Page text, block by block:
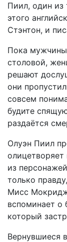
Пиил, один из
этого
Стэнтон, и
Пока мужчины
столовой,
решают
они
совсем
будите
раздаётся
Олуэн Пиил
олицетворяет
из
только
Мисс
вспоминает о
который
Вернувшиеся